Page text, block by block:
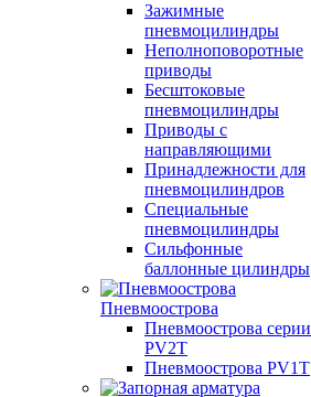
Зажимные
пневмоцилиндры
Неполноповоротные
приводы
Бесштоковые
пневмоцилиндры
Приводы с
направляющими
Принадлежности для
пневмоцилиндров
Специальные
пневмоцилиндры
Сильфонные
баллонные цилиндры
Пневмоострова
Пневмоострова серии
PV2T
Пневмоострова PV1T